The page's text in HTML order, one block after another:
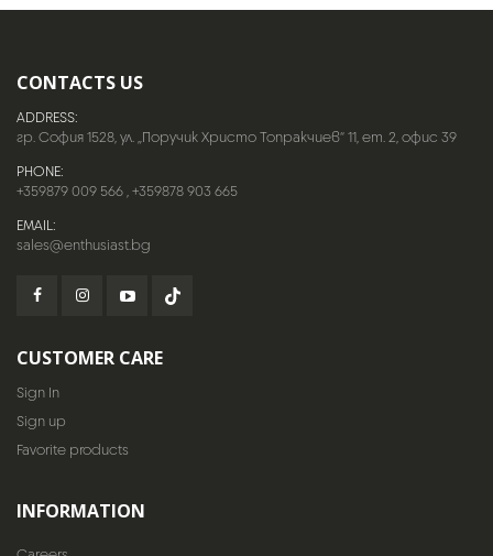
CONTACTS US
ADDRESS:
гр. София 1528, ул. „Поручик Христо Топракчиев“ 11, ет. 2, офис 39
PHONE:
+359879 009 566,+359878 903 665
EMAIL:
sales@enthusiast.bg
CUSTOMER CARE
Sign In
Sign up
Favorite products
INFORMATION